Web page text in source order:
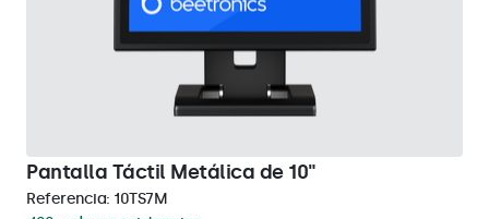
Pantalla Táctil Metálica de 10"
Referencia: 10TS7M